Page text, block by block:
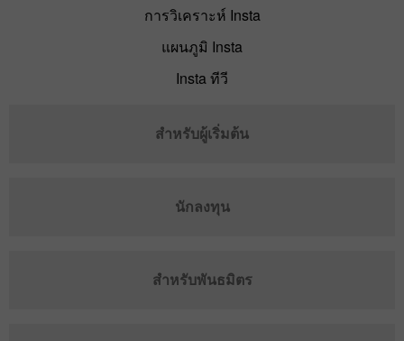
การวิเคราะห์ Insta
แผนภูมิ Insta
Insta ทีวี
สำหรับผู้เริ่มต้น
นักลงทุน
สำหรับพันธมิตร